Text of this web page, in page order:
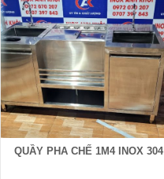
QUẦY PHA CHẾ 1M4 INOX 304